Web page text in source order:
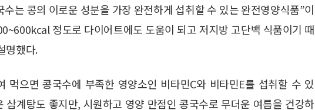
는 콩의 이로운 성분을 가장 완전하게 섭취할 수 있는 완전영양식품”이
정도로 다이어트에도 도움이 되고 저지방 고단백 식품이기 때
명했다.
먹으면 콩국수에 부족한 영양소인 비타민C와 비타민E를 섭취할 수 있
삼계탕도 좋지만, 시원하고 영양 만점인 콩국수로 무더운 여름을 건강하